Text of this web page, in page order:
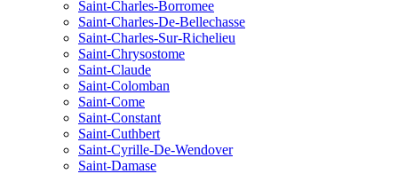
Saint-Charles-Borromee
Saint-Charles-De-Bellechasse
Saint-Charles-Sur-Richelieu
Saint-Chrysostome
Saint-Claude
Saint-Colomban
Saint-Come
Saint-Constant
Saint-Cuthbert
Saint-Cyrille-De-Wendover
Saint-Damase